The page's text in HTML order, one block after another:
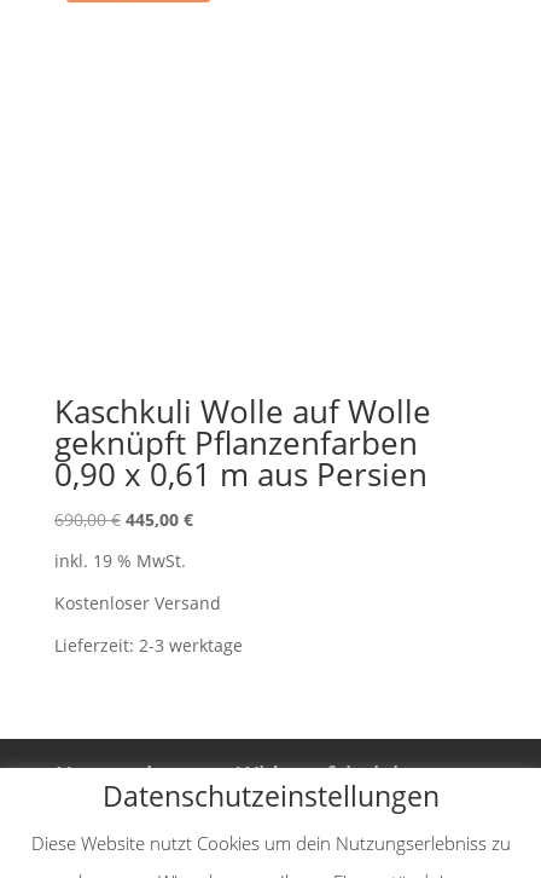
Kaschkuli Wolle auf Wolle
geknüpft Pflanzenfarben
0,90 x 0,61 m aus Persien
690,00€ Ursprünglicher
war:
690,00 €
445,00 €Aktueller
445,00 €.
inkl. 19 % MwSt.
Kostenloser Versand
Lieferzeit: 2-3 werktage
Unternehmen
Widerrufsbelehrung
Vertrag widerrufen
AGB
Impressum
Datenschutzerklärung
Datenschutzeinstellungen
Diese Website nutzt Cookies um dein Nutzungserlebniss zu